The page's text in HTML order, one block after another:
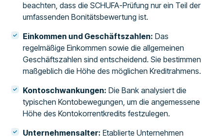
beachten, dass die SCHUFA-Prüfung nur ein Teil der
umfassenden Bonitätsbewertung ist.
Einkommen und Geschäftszahlen: Das
regelmäßige Einkommen sowie die allgemeinen
Geschäftszahlen sind entscheidend. Sie bestimmen
maßgeblich die Höhe des möglichen Kreditrahmens.
Kontoschwankungen: Die Bank analysiert die
typischen Kontobewegungen, um die angemessene
Höhe des Kontokorrentkredits festzulegen.
Unternehmensalter: Etablierte Unternehmen